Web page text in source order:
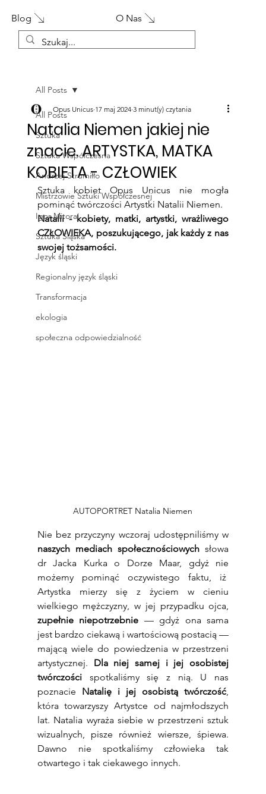
Blog O Nas
All Posts
Sztuka
Sztuka Współczesna
Andrzej Strumiłło
Mistrzowie Sztuki Współczesnej
Igor Mitoraj
Sztuka Śląska
Język śląski
Regionalny język śląski
Transformacja
ekologia
społeczna odpowiedzialność
All Posts
Natalia Niemen jakiej nie
znacie. ARTYSTKA, MATKA
KOBIETA - CZŁOWIEK
Opus Unicus 17 maj 2024 3 minut(y) czytania
Sztuka kobiet Opus Unicus nie mogła
pominąć twórczości Artystki Natalii Niemen.
Natalii - kobiety, matki, artystki, wrażliwego
CZŁOWIEKA, poszukującego, jak każdy z nas
swojej tożsamości.
AUTOPORTRET Natalia Niemen
naszych mediach społecznościowych słowa
dr Jacka Kurka o Dorze Maar, gdyż nie
możemy pominąć oczywistego faktu, iż
Artystka mierzy się
z życiem w cieniu
zupełnie niepotrzebnie — gdyż ona sama
jest bardzo ciekawą i wartościową postacią —
mającą wiele do powiedzenia w przestrzeni
artystycznej. Dla niej samej i jej osobistej
twórczości spotkaliśmy
się z nią. U nas
poznacie Natalię i jej osobistą twórczość,
która towarzyszy Artystce od najmłodszych
lat. Natalia wyraża siebie w przestrzeni sztuk
wizualnych, pisze również wiersze, śpiewa.
Dawno nie spotkaliśmy człowieka tak
otwartego i tak ciekawego innych.